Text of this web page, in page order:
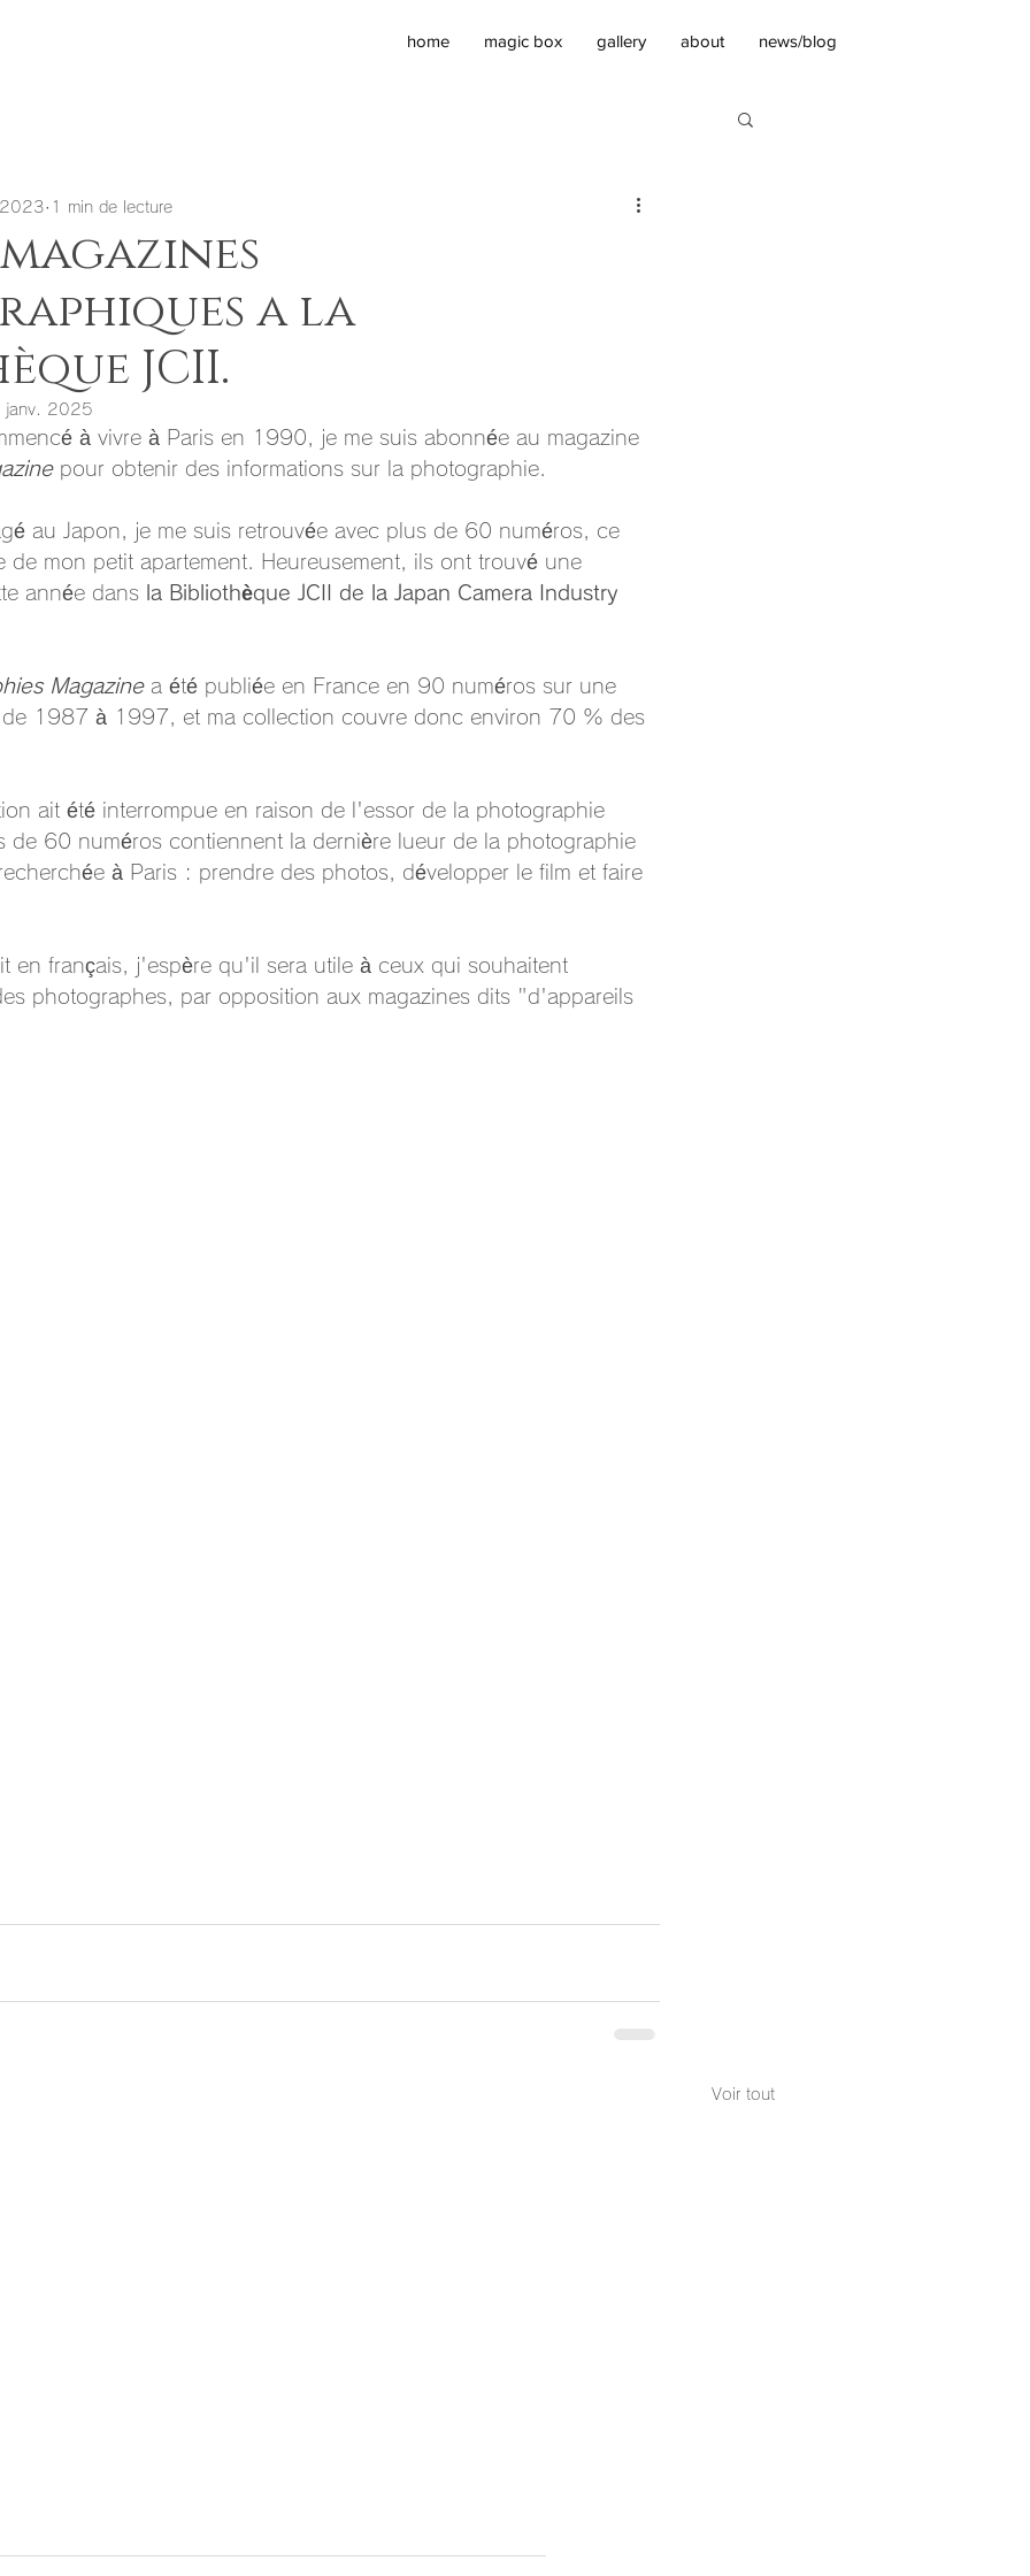
home magic box gallery about news/blog
a la
JCII.
1 min de lecture
janv. 2025
à vivre à Paris en 1990, je me suis abonnée au magazine
pour obtenir des informations sur la photographie.
au Japon, je me suis retrouvée avec plus de 60 numéros, ce
de mon petit apartement. Heureusement, ils ont trouvé une
année dans la Bibliothèque JCII de la Japan Camera Industry
Magazine a été publiée en France en 90 numéros sur une
1987 à 1997, et ma collection couvre donc environ 70 % des
ait été interrompue en raison de l'essor de la photographie
de 60 numéros contiennent la dernière lueur de la photographie
à Paris : prendre des photos, développer le film et faire
en français, j'espère qu'il sera utile à ceux qui souhaitent
photographes, par opposition aux magazines dits "d'appareils
Voir tout